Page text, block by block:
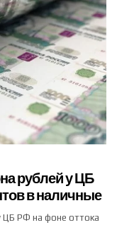
рублей у ЦБ
в наличные
ЦБ РФ на фоне оттока